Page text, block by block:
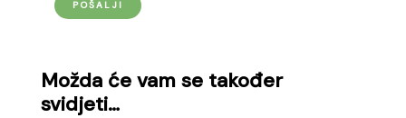
Možda će vam se također
svidjeti…